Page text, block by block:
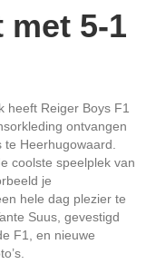
5-1
heeft Reiger Boys F1
ontvangen
te Heerhugowaard.
coolste speelplek van
je
hele dag plezier te
Suus, gevestigd
F1, en nieuwe